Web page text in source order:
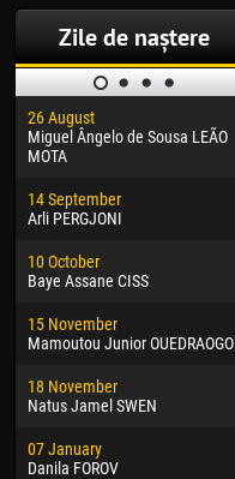
Zile de naștere
26 August
Miguel Ângelo de Sousa LEÃO
MOTA
14 September
Arli PERGJONI
10 October
Baye Assane CISS
15 November
Mamoutou Junior OUEDRAOGO
18 November
Natus Jamel SWEN
07 January
Danila FOROV